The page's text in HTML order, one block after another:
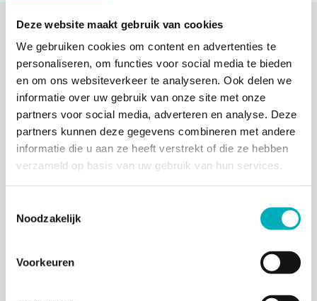
Deze website maakt gebruik van cookies
We gebruiken cookies om content en advertenties te
personaliseren, om functies voor social media te bieden
en om ons websiteverkeer te analyseren. Ook delen we
informatie over uw gebruik van onze site met onze
partners voor social media, adverteren en analyse. Deze
partners kunnen deze gegevens combineren met andere
informatie die u aan ze heeft verstrekt of die ze hebben
verzameld op basis van uw gebruik van hun services.
Noodzakelijk
Voorkeuren
Kies jij ook voor een
waterbevalling in bad?
Je hebt nu kunnen zien hoe andere vrouwen de
badbevalling ervaren hebben. Wil je meer weten over de
waterbevalling of wil je meer weten over het bevallingsbad?
BEVALLINGSBADEN HUREN OF KOPEN?
VOORDELEN WATERBEVALLING